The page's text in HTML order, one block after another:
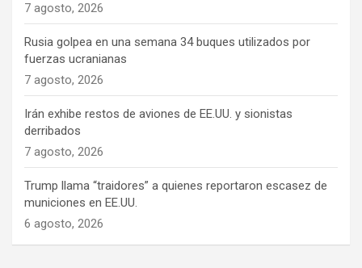
7 agosto, 2026
Rusia golpea en una semana 34 buques utilizados por
fuerzas ucranianas
7 agosto, 2026
Irán exhibe restos de aviones de EE.UU. y sionistas
derribados
7 agosto, 2026
Trump llama “traidores” a quienes reportaron escasez de
municiones en EE.UU.
6 agosto, 2026